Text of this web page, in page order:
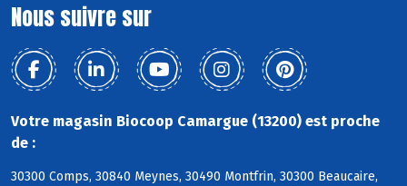
Nous suivre sur
Votre magasin Biocoop Camargue (13200) est proche
de :
30300 Comps, 30840 Meynes, 30490 Montfrin, 30300 Beaucaire,